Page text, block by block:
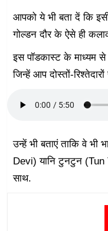
आपको ये भी बता दें कि
गोल्डन दौर के ऐसे ही
इस पॉडकास्ट के माध्यम
जिन्हें आप दोस्तों-
उन्हें भी बताएं ताकि वे भी
Devi) यानि टुनटुन (Tun
साथ.